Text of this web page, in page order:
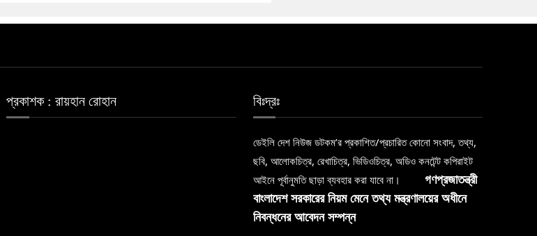
প্রকাশক : রায়হান রোহান বিঃদ্রঃ
ডেইলি দেশ নিউজ ডটকম’র প্রকাশিত/প্রচারিত কোনো সংবাদ, তথ্য,
ছবি, আলোকচিত্র, রেখাচিত্র, ভিডিওচিত্র, অডিও কনটেন্ট কপিরাইট
আইনে পূর্বানুমতি ছাড়া ব্যবহার করা যাবে না।
গণপ্রজাতন্ত্রী
বাংলাদেশ সরকারের নিয়ম মেনে তথ্য মন্ত্রণালয়ের অধীনে
নিবন্ধনের আবেদন সম্পন্ন